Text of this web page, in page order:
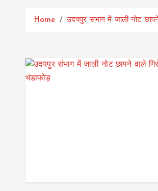
Home उदयपुर संभाग में जाली नोट